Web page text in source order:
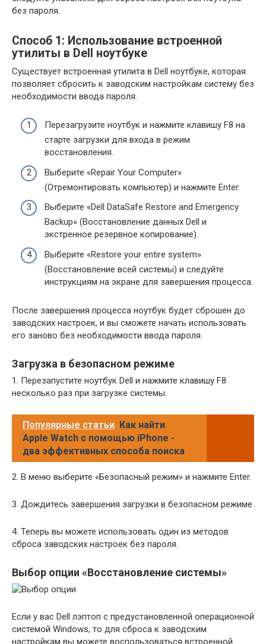
без пароля.
Способ 1: Использование встроенной
утилиты в Dell ноутбуке
Существует встроенная утилита в Dell ноутбуке, которая
позволяет сбросить к заводским настройкам систему без
необходимости ввода пароля.
Перезагрузите ноутбук и нажмите клавишу F8 на
старте загрузки для входа в режим
восстановления.
Выберите «Repair Your Computer»
(Отремонтировать компьютер) и нажмите Enter.
Выберите «Dell DataSafe Restore and Emergency
Backup» (Восстановление данных Dell и
экстренное резервное копирование).
Выберите «Restore your entire system»
(Восстановление всей системы) и следуйте
инструкциям на экране для завершения процесса.
После завершения процесса ноутбук будет сброшен до
заводских настроек, и вы сможете начать использовать
его заново без необходимости ввода пароля.
Загрузка в безопасном режиме
1. Перезапустите ноутбук Dell и нажмите клавишу F8
несколько раз при загрузке системы.
Популярные статьи Как найти
Apple Watch с помощью iPhone -
два эффективных способа поиска
2. В меню выберите «Безопасный режим» и нажмите Enter.
3. Дождитесь завершения загрузки в безопасном режиме.
4. Теперь вы можете использовать один из методов
сброса заводских настроек без пароля.
Выбор опции «Восстановление системы»
Если у вас Dell лэптоп с предустановленной операционной
системой Windows, то для сброса к заводским
настройкам вы можете воспользоваться встроенной